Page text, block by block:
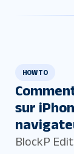
HOW TO
sur
BlockP